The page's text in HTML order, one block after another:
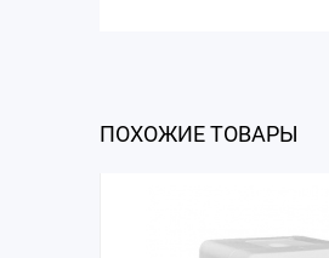
ПОХОЖИЕ ТОВАРЫ